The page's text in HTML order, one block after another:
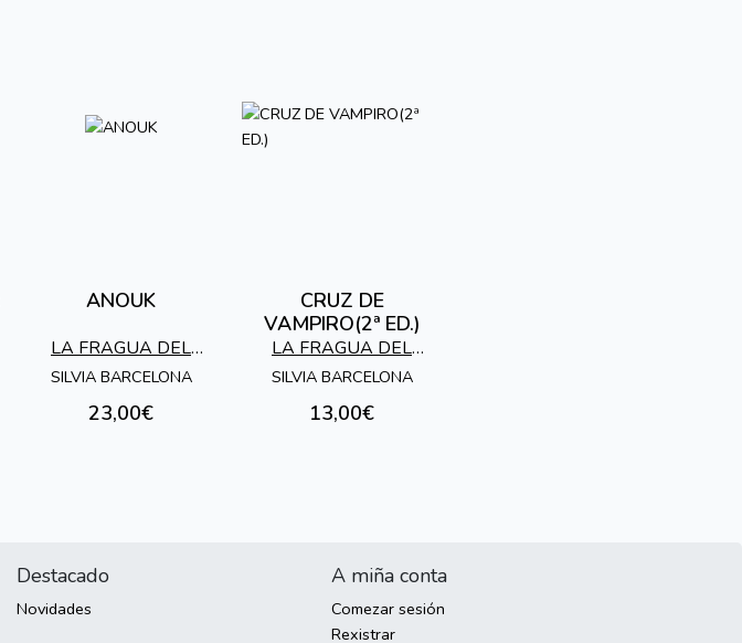
ANOUK
LA FRAGUA DEL
TROVADOR
SILVIA BARCELONA
23,00€
CRUZ DE
VAMPIRO(2ª ED.)
LA FRAGUA DEL
TROVADOR
SILVIA BARCELONA
13,00€
Destacado
Novidades
A miña conta
Comezar sesión
Rexistrar